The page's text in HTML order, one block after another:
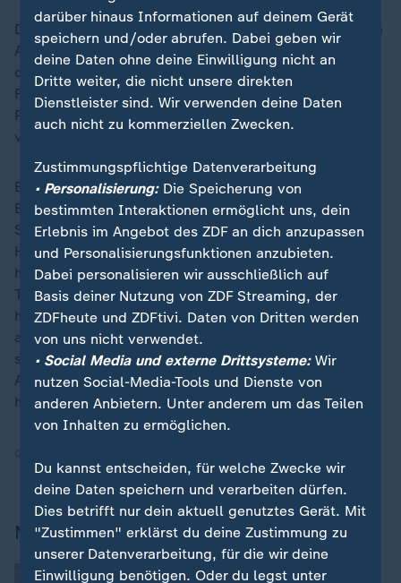
Der Verdächtige hatte am Tatort eine Tasche mit einem
Ausweis zurückgelassen - so kam die Polizei ihm auf
die Spur. In der Tasche war laut Polizei auch eine
Flasche mit einer "benzinähnlichen" Flüssigkeit. Die
Polizei startete eine Öffentlichkeitsfahndung,
veröffentlichte auch ein Foto von Mahmoud M.
Entscheidende Zeugenhinweise kamen dann aus der
Bevölkerung. Polizisten eines
Spezialeinsatzkommandos durchsuchten in
Heiligenhaus mehrere Objekte. "Die kleinteilige Arbeit
hat sich gelohnt und wir konnten den überraschten
Täter dingfest machen", sagte Reul. Die Ermittler
hätten jede kleinste Spur nach dem Täter verfolgt, mit
allen Möglichkeiten, die die Polizei habe, und unter
starkem öffentlichem Druck. "Jetzt braucht es
Antworten, welches Motiv den Täter zur Tat geleitet
hat", so Reul.
Mehr News
Aktuelle Entwicklungen
darüber hinaus Informationen auf deinem Gerät
speichern und/oder abrufen. Dabei geben wir
deine Daten ohne deine Einwilligung nicht an
Dritte weiter, die nicht unsere direkten
Dienstleister sind. Wir verwenden deine Daten
auch nicht zu kommerziellen Zwecken.
Zustimmungspflichtige Datenverarbeitung
• Personalisierung:Die Speicherung von
bestimmten Interaktionen ermöglicht uns, dein
Erlebnis im Angebot des ZDF an dich anzupassen
und Personalisierungsfunktionen anzubieten.
Dabei personalisieren wir ausschließlich auf
Basis deiner Nutzung von ZDF Streaming, der
ZDFheute und ZDFtivi. Daten von Dritten werden
von uns nicht verwendet.
• Social Media und externe Drittsysteme:Wir
nutzen Social-Media-Tools und Dienste von
anderen Anbietern. Unter anderem um das Teilen
von Inhalten zu ermöglichen.
Du kannst entscheiden, für welche Zwecke wir
deine Daten speichern und verarbeiten dürfen.
Dies betrifft nur dein aktuell genutztes Gerät. Mit
"Zustimmen" erklärst du deine Zustimmung zu
unserer Datenverarbeitung, für die wir deine
Einwilligung benötigen. Oder du legst unter